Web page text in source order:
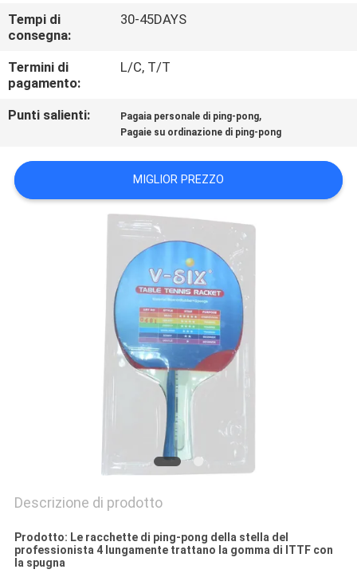
CONTATTACI
CHIEDI
UN
PREVENTIVO
MAPPA
Tempi di
consegna:
30-45DAYS
Termini di
pagamento:
L/C, T/T
Punti salienti: Pagaia personale di ping-pong,
Pagaie su ordinazione di ping-pong
MIGLIOR PREZZO
Descrizione di prodotto
Prodotto: Le racchette di ping-pong della stella del
professionista 4 lungamente trattano la gomma di ITTF con
la spugna